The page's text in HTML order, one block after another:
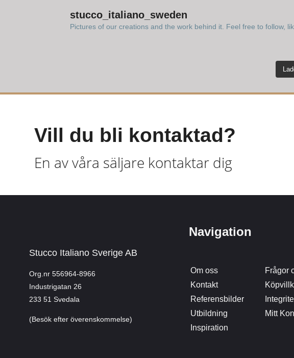
stucco_italiano_sweden
Pictures of our creations and the work behind it. Feel free to follow,
Vill du bli kontaktad?
En av våra säljare kontaktar dig
Stucco Italiano Sverige AB
Org.nr 556964-8966
Industrigatan 26
233 51 Svedala
(Besök efter överenskommelse)
Navigation
Om oss
Kontakt
Referensbilder
Utbildning
Inspiration
Frågor
Mitt